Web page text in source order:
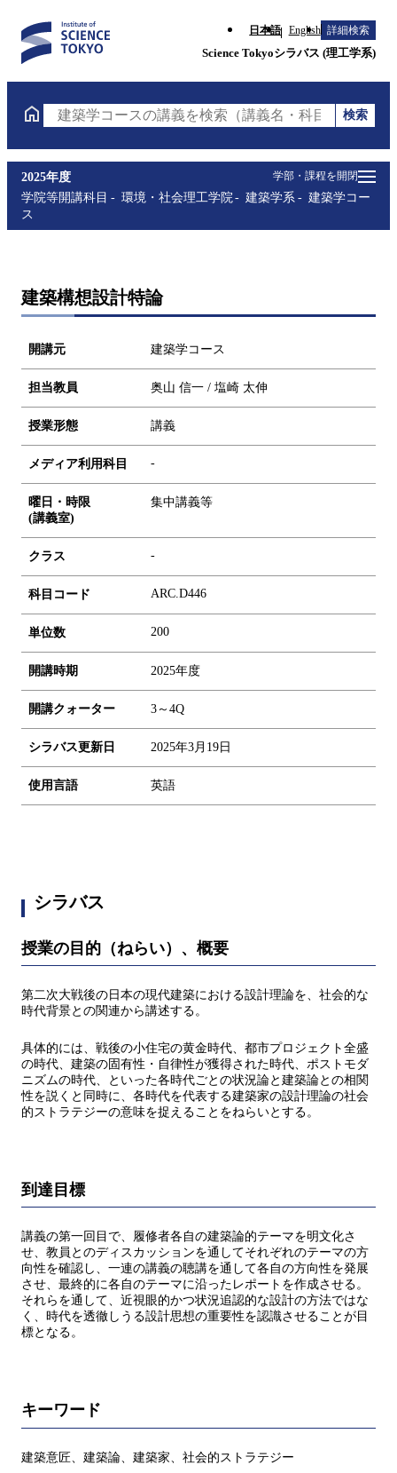
日本語 English 詳細検索
Science Tokyoシラバス (理工学系)
建築学コースの講義を検索（講義名・科目コード・担
検索
学部・課程を開閉
2025年度
学院等開講科目
環境・社会理工学院 建築学系
建築学コー
ス
建築構想設計特論
開講元 建築学コース
担当教員 奥山 信一 / 塩崎 太伸
授業形態 講義
メディア利用科目 -
曜日・時限
(講義室)
集中講義等
クラス -
科目コード ARC.D446
単位数 200
開講時期 2025年度
開講クォーター 3～4Q
シラバス更新日 2025年3月19日
使用言語 英語
シラバス
授業の目的（ねらい）、概要
第二次大戦後の日本の現代建築における設計理論を、社会的な
時代背景との関連から講述する。
具体的には、戦後の小住宅の黄金時代、都市プロジェクト全盛
の時代、建築の固有性・自律性が獲得された時代、ポストモダ
ニズムの時代、といった各時代ごとの状況論と建築論との相関
性を説くと同時に、各時代を代表する建築家の設計理論の社会
的ストラテジーの意味を捉えることをねらいとする。
到達目標
講義の第一回目で、履修者各自の建築論的テーマを明文化さ
せ、教員とのディスカッションを通してそれぞれのテーマの方
向性を確認し、一連の講義の聴講を通して各自の方向性を発展
させ、最終的に各自のテーマに沿ったレポートを作成させる。
それらを通して、近視眼的かつ状況追認的な設計の方法ではな
く、時代を透徹しうる設計思想の重要性を認識させることが目
標となる。
キーワード
建築意匠、建築論、建築家、社会的ストラテジー